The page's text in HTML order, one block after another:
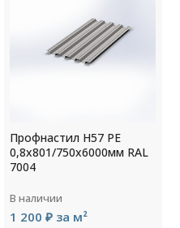
Профнастил Н57 РЕ
0,8х801/750х6000мм RAL
7004
В наличии
1 200 ₽ за м²